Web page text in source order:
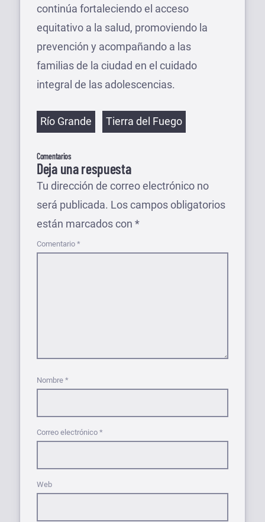
continúa fortaleciendo el acceso
equitativo a la salud, promoviendo la
prevención y acompañando a las
familias de la ciudad en el cuidado
integral de las adolescencias.
Etiquetas
Río Grande Tierra del Fuego
Comentarios
Deja una respuesta
Tu dirección de correo electrónico no
será publicada. Los campos obligatorios
están marcados con *
Comentario *
Nombre *
Correo electrónico *
Web